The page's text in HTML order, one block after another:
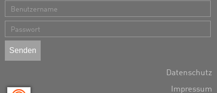
Benutzername
Passwort
Datenschutz
Impressum